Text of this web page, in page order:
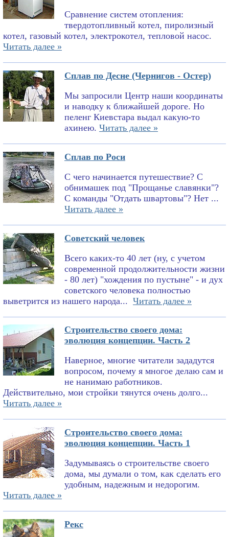
Сравнение систем отопления:
твердотопливный котел, пиролизный
котел, газовый котел, электрокотел, тепловой насос.
Читать далее »
Сплав по Десне (Чернигов - Остер)
Мы запросили Центр наши координаты
и наводку к ближайшей дороге. Но
пеленг Киевстара выдал какую-то
ахинею. Читать далее »
Сплав по Роси
С чего начинается путешествие? С
обнимашек под "Прощанье славянки"?
С команды "Отдать швартовы"? Нет ...
Читать далее »
Советский человек
Всего каких-то 40 лет (ну, с учетом
современной продолжительности жизни
- 80 лет) "хождения по пустыне" - и дух
советского человека полностью
выветрится из нашего народа... Читать далее »
Строительство своего дома:
эволюция концепции. Часть 2
Наверное, многие читатели зададутся
вопросом, почему я многое делаю сам и
не нанимаю работников.
Действительно, мои стройки тянутся очень долго...
Читать далее »
Строительство своего дома:
эволюция концепции. Часть 1
Задумываясь о строительстве своего
дома, мы думали о том, как сделать его
удобным, надежным и недорогим.
Читать далее »
Рекс